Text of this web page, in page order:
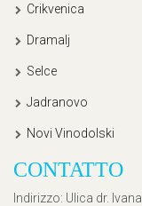
Crikvenica
Dramalj
Selce
Jadranovo
Novi Vinodolski
CONTATTO
Indirizzo: Ulica dr.